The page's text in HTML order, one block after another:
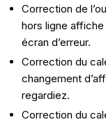
Correction de
hors ligne affiche
écran d’erreur.
Correction du
changement
regardiez.
Correction du